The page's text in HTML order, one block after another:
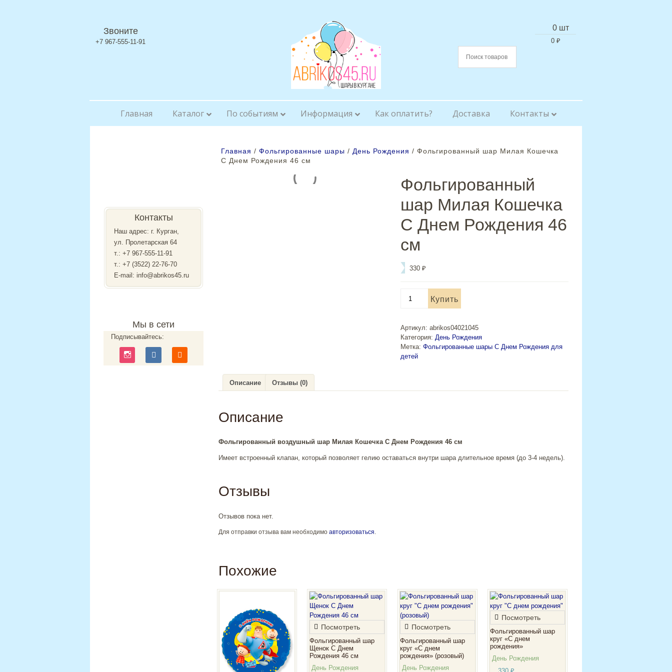
0 шт
0 ₽
Звоните
+7 967-555-11-91
Главная Каталог По событиям Информация Как оплатить? Доставка Контакты
Главная / Фольгированные шары / День Рождения / Фольгированный шар Милая Кошечка
С Днем Рождения 46 см
Фольгированный
шар Милая Кошечка
С Днем Рождения 46
см
330 ₽
товара
Милая
Кошечка
С
Днем
Купить
Артикул: abrikos04021045
Категория: День Рождения
Метка: Фольгированные шары С Днем Рождения для
детей
Описание Отзывы (0)
Описание
Фольгированный воздушный шар Милая Кошечка С Днем Рождения 46 см
Имеет встроенный клапан, который позволяет гелию оставаться внутри шара длительное время (до 3-4 недель).
Отзывы
Отзывов пока нет.
Для отправки отзыва вам необходимо авторизоваться
Похожие
Посмотреть
Фольгированный шар
Щенок С Днем
Рождения 46 см
День Рождения
Посмотреть
Фольгированный шар
круг «С днем
рождения» (розовый)
День Рождения
Посмотреть
Фольгированный шар
круг «С днем
рождения»
День Рождения
Контакты
Наш адрес: г. Курган,
ул. Пролетарская 64
т.: +7 967-555-11-91
т.: +7 (3522) 22-76-70
E-mail: info@abrikos45.ru
Мы в сети
Подписывайтесь: